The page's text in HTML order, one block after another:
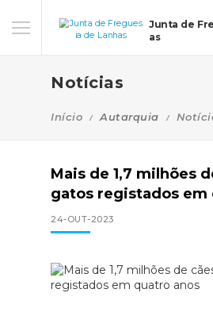
Junta de
as
Notícias
Início Autarquia
Mais de 1,7 milhões
gatos registados em
24-OUT-2023